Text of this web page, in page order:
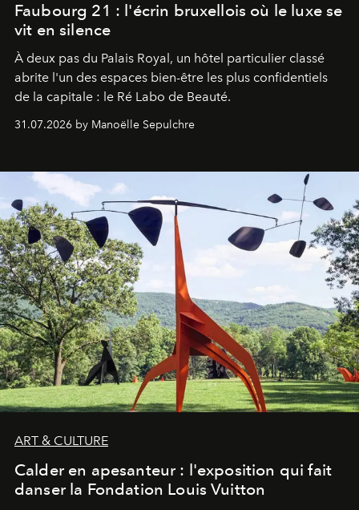
Faubourg 21 : l'écrin bruxellois où le luxe se
vit en silence
À deux pas du Palais Royal, un hôtel particulier classé
abrite l'un des espaces bien-être les plus confidentiels
de la capitale : le Ré Labo de Beauté.
31.07.2026 by Manoëlle Sepulchre
ART & CULTURE
Calder en apesanteur : l'exposition qui fait
danser la Fondation Louis Vuitton